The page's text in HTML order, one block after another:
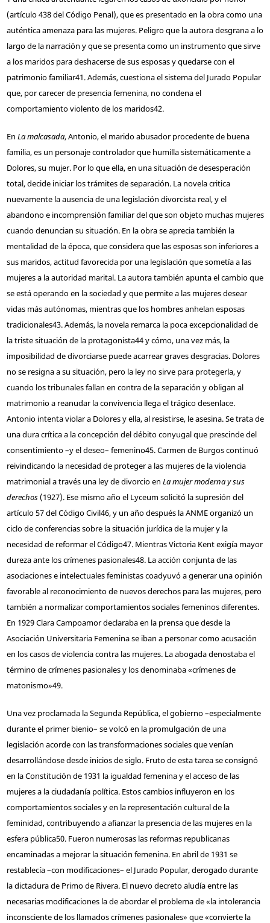
(artículo 438 del Código Penal), que es presentado en la obra como una
auténtica amenaza para las mujeres. Peligro que la autora desgrana a lo
largo de la narración y que se presenta como un instrumento que sirve
a los maridos para deshacerse de sus esposas y quedarse con el
patrimonio familiar41. Además, cuestiona el sistema del Jurado Popular
que, por carecer de presencia femenina, no condena el
comportamiento violento de los maridos42.
En La malcasada, Antonio, el marido abusador procedente de buena
familia, es un personaje controlador que humilla sistemáticamente a
Dolores, su mujer. Por lo que ella, en una situación de desesperación
total, decide iniciar los trámites de separación. La novela critica
nuevamente la ausencia de una legislación divorcista real, y el
abandono e incomprensión familiar del que son objeto muchas mujeres
cuando denuncian su situación. En la obra se aprecia también la
mentalidad de la época, que considera que las esposas son inferiores a
sus maridos, actitud favorecida por una legislación que sometía a las
mujeres a la autoridad marital. La autora también apunta el cambio que
se está operando en la sociedad y que permite a las mujeres desear
vidas más autónomas, mientras que los hombres anhelan esposas
tradicionales43. Además, la novela remarca la poca excepcionalidad de
la triste situación de la protagonista44y cómo, una vez más, la
imposibilidad de divorciarse puede acarrear graves desgracias. Dolores
no se resigna a su situación, pero la ley no sirve para protegerla, y
cuando los tribunales fallan en contra de la separación y obligan al
matrimonio a reanudar la convivencia llega el trágico desenlace.
Antonio intenta violar a Dolores y ella, al resistirse, le asesina. Se trata de
una dura crítica a la concepción del débito conyugal que prescinde del
consentimiento –y el deseo– femenino45. Carmen de Burgos continuó
reivindicando la necesidad de proteger a las mujeres de la violencia
matrimonial a través una ley de divorcio en La mujer moderna y sus
derechos(1927). Ese mismo año el Lyceum solicitó la supresión del
artículo 57 del Código Civil46, y un año después la ANME organizó un
ciclo de conferencias sobre la situación jurídica de la mujer y la
necesidad de reformar el Código47. Mientras Victoria Kent exigía mayor
dureza ante los crímenes pasionales48. La acción conjunta de las
asociaciones e intelectuales feministas coadyuvó a generar una opinión
favorable al reconocimiento de nuevos derechos para las mujeres, pero
también a normalizar comportamientos sociales femeninos diferentes.
En 1929 Clara Campoamor declaraba en la prensa que desde la
Asociación Universitaria Femenina se iban a personar como acusación
en los casos de violencia contra las mujeres. La abogada denostaba el
término de crímenes pasionales y los denominaba «crímenes de
matonismo»49.
Una vez proclamada la Segunda República, el gobierno –especialmente
durante el primer bienio– se volcó en la promulgación de una
legislación acorde con las transformaciones sociales que venían
desarrollándose desde inicios de siglo. Fruto de esta tarea se consignó
en la Constitución de 1931 la igualdad femenina y el acceso de las
mujeres a la ciudadanía política. Estos cambios influyeron en los
comportamientos sociales y en la representación cultural de la
feminidad, contribuyendo a afianzar la presencia de las mujeres en la
esfera pública50. Fueron numerosas las reformas republicanas
encaminadas a mejorar la situación femenina. En abril de 1931 se
restablecía –con modificaciones– el Jurado Popular, derogado durante
la dictadura de Primo de Rivera. El nuevo decreto aludía entre las
necesarias modificaciones la de abordar el problema de «la intolerancia
inconsciente de los llamados crímenes pasionales» que «convierte la